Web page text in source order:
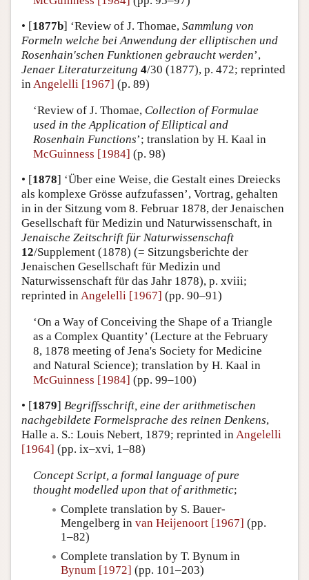
• [1877b] ‘Review of J. Thomae, Sammlung von
Formeln welche bei Anwendung der elliptischen und
Rosenhain'schen Funktionen gebraucht werden’,
Jenaer Literaturzeitung 4/30 (1877), p. 472; reprinted
in Angelelli [1967] (p. 89)
‘Review of J. Thomae, Collection of Formulae
used in the Application of Elliptical and
Rosenhain Functions’; translation by H. Kaal in
McGuinness [1984] (p. 98)
• [1878] ‘Über eine Weise, die Gestalt eines Dreiecks
als komplexe Grösse aufzufassen’, Vortrag, gehalten
in in der Sitzung vom 8. Februar 1878, der Jenaischen
Gesellschaft für Medizin und Naturwissenschaft, in
Jenaische Zeitschrift für Naturwissenschaft
12/Supplement (1878) (= Sitzungsberichte der
Jenaischen Gesellschaft für Medizin und
Naturwissenschaft für das Jahr 1878), p. xviii;
reprinted in Angelelli [1967] (pp. 90–91)
‘On a Way of Conceiving the Shape of a Triangle
as a Complex Quantity’ (Lecture at the February
8, 1878 meeting of Jena's Society for Medicine
and Natural Science); translation by H. Kaal in
McGuinness [1984] (pp. 99–100)
• [1879] Begriffsschrift, eine der arithmetischen
nachgebildete Formelsprache des reinen Denkens,
Halle a. S.: Louis Nebert, 1879; reprinted in Angelelli
[1964] (pp. ix–xvi, 1–88)
Concept Script, a formal language of pure
thought modelled upon that of arithmetic;
Complete translation by S. Bauer-
Mengelberg in van Heijenoort [1967] (pp.
1–82)
Complete translation by T. Bynum in
Bynum [1972] (pp. 101–203)